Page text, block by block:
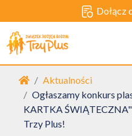
Dołącz
Strona główna
Aktualności
Ogłaszamy konkurs
KARTKA
Trzy Plus!